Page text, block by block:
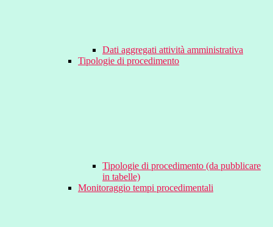
Dati aggregati attività amministrativa
Tipologie di procedimento
Tipologie di procedimento (da pubblicare
in tabelle)
Monitoraggio tempi procedimentali